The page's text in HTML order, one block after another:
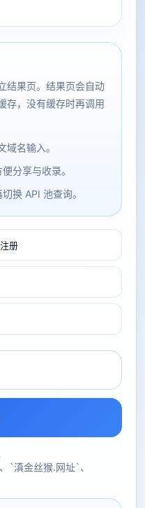
结果页。结果页会自动
存，没有缓存时再调用
名输入。
分享与收录。
换 API 池查询。
册
滇金丝猴.网址`、